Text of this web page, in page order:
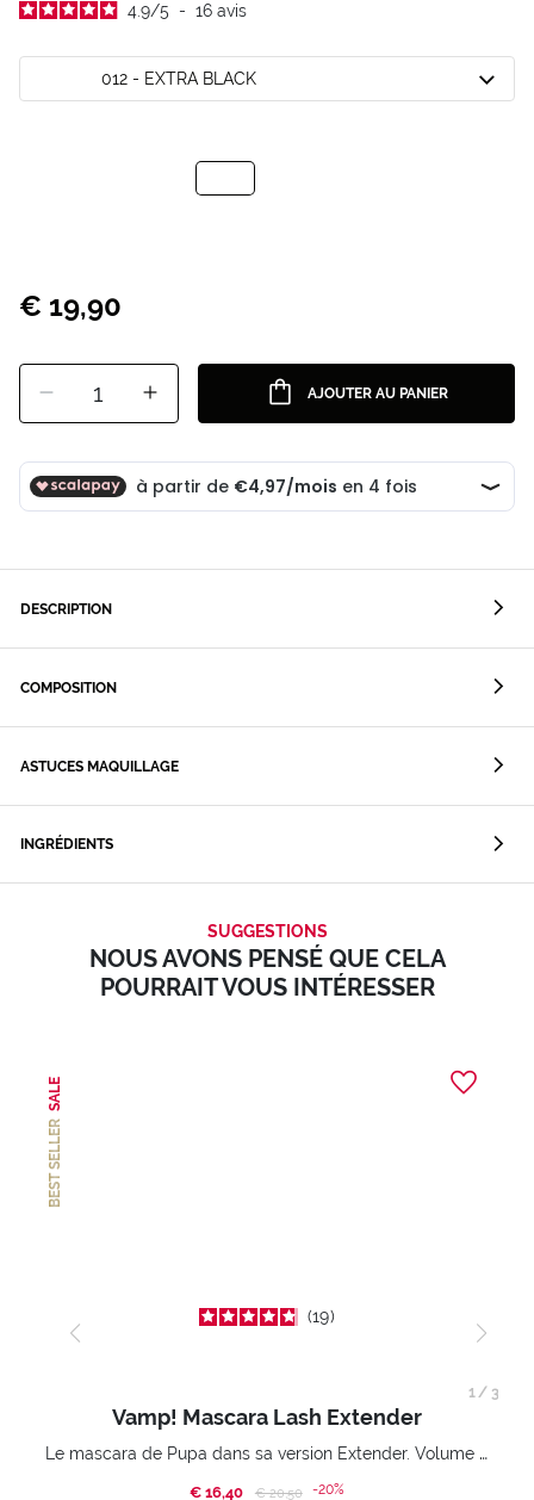
4.9/5 - 16 avis
012 - EXTRA BLACK
€ 19,90
1 AJOUTER AU PANIER
DESCRIPTION
COMPOSITION
ASTUCES MAQUILLAGE
INGRÉDIENTS
SUGGESTIONS
NOUS AVONS PENSÉ QUE CELA
POURRAIT VOUS INTÉRESSER
BEST SELLER
SALE
19
Vamp! Mascara Lash Extender
Le mascara de Pupa dans sa version Extender. Volume extension 3D. Des cils amplifiés et liftés à l’infini.
€ 16,40 Price reduced from
€ 20,50to-20%
1 / 3